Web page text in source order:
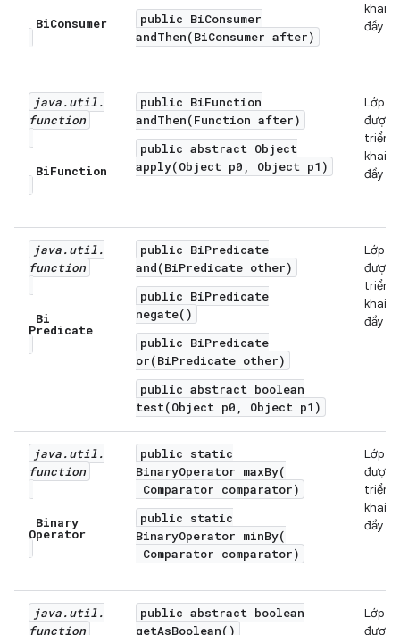
BiConsumer
public BiConsumer
andThen(BiConsumer after)
khai
đầy
java.util.
function
BiFunction
public BiFunction
andThen(Function after)
public abstract Object
apply(Object p0, Object p1)
Lớp
được
triển
khai
đầy
java.util.
function
Bi
Predicate
public BiPredicate
and(BiPredicate other)
public BiPredicate
negate()
public BiPredicate
or(BiPredicate other)
public abstract boolean
test(Object p0, Object p1)
Lớp
được
triển
khai
đầy
java.util.
function
Binary
Operator
public static
BinaryOperator maxBy(
Comparator comparator)
public static
BinaryOperator minBy(
Comparator comparator)
Lớp
được
triển
khai
đầy
java.util.
function
public abstract boolean
getAsBoolean()
Lớp
được